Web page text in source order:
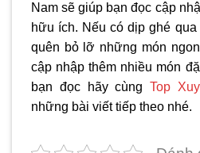
Nam sẽ giúp bạn đọc cập
hữu ích. Nếu có dịp ghé
quên bỏ lỡ những món
cập nhập thêm nhiều món
bạn đọc hãy cùngTop
những bài viết tiếp theo nhé.